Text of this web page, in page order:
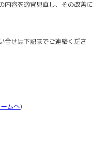
内容を適宜見直し、その改善に
合せは下記までご連絡くださ
ムへ)